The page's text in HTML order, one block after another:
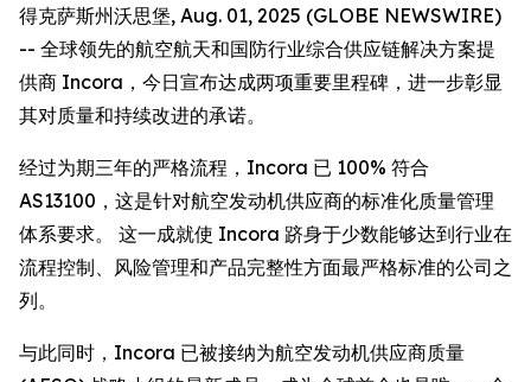
得克萨斯州沃思堡, Aug. 01, 2025 (GLOBE NEWSWIRE)
-- 全球领先的航空航天和国防行业综合供应链解决方案提
供商 Incora，今日宣布达成两项重要里程碑，进一步彰显
其对质量和持续改进的承诺。
经过为期三年的严格流程，Incora 已 100% 符合
AS13100，这是针对航空发动机供应商的标准化质量管理
体系要求。 这一成就使 Incora 跻身于少数能够达到行业在
流程控制、风险管理和产品完整性方面最严格标准的公司之
列。
与此同时，Incora 已被接纳为航空发动机供应商质量